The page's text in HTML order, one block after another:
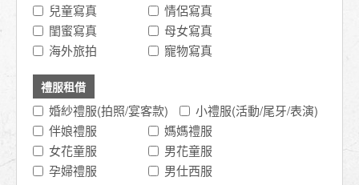
兒童寫真
情侶寫真
閨蜜寫真
母女寫真
海外旅拍
寵物寫真
禮服租借
婚紗禮服(拍照/宴客款)
小禮服(活動/尾牙/表演)
伴娘禮服
媽媽禮服
女花童服
男花童服
孕婦禮服
男仕西服